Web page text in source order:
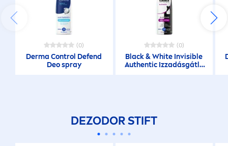
(0)
Derma Control Defend
Deo spray
(0)
Black&White Invisible
Authentic Izzadásgátló
DEZODOR STIFT